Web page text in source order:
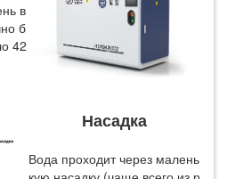
в
б
42
Насадка
Вода проходит через малень